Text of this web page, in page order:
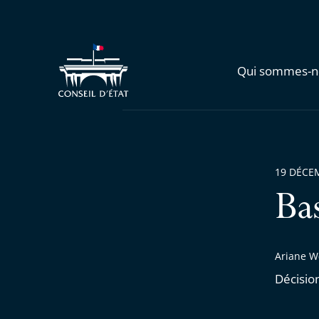
Qui sommes-
Ariane
19